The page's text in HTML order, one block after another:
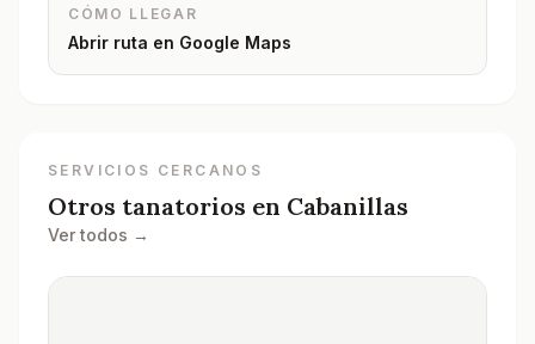
CÓMO LLEGAR
Abrir ruta en Google Maps
SERVICIOS CERCANOS
Otros tanatorios en Cabanillas
Ver todos →